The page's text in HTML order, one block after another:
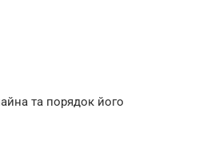
та порядок його